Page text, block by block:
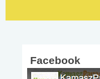
Facebook